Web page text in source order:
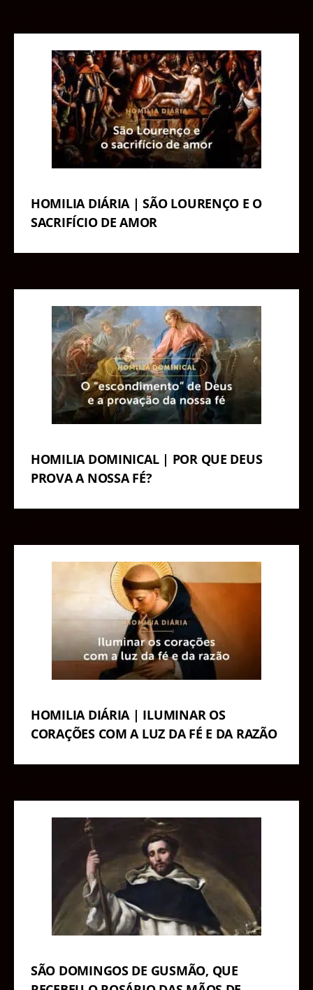
HOMILIA DIÁRIA | SÃO LOURENÇO E O
SACRIFÍCIO DE AMOR
HOMILIA DOMINICAL | POR QUE DEUS
PROVA A NOSSA FÉ?
HOMILIA DIÁRIA | ILUMINAR OS
CORAÇÕES COM A LUZ DA FÉ E DA RAZÃO
SÃO DOMINGOS DE GUSMÃO, QUE